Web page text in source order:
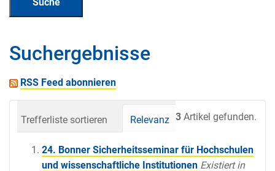
Suchergebnisse
RSS Feed abonnieren
3 Artikel gefunden.
Trefferliste sortieren Relevanz Datum
24. Bonner Sicherheitsseminar für Hochschulen
und wissenschaftliche Institutionen Existiert in